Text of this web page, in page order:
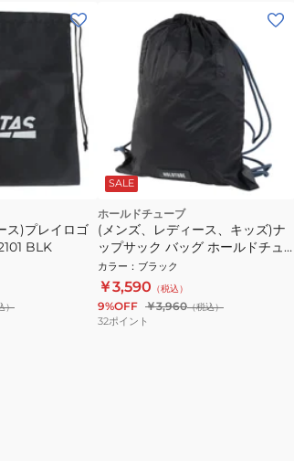
ス)プレイロゴ
BLK
）
SALE
ホールドチューブ
(メンズ、レディース、キッズ)ナ
ップサック バッグ ホールドチュ
ーブエニーナップ HT-KP0102
カラー ： ブラック
￥3,590 （税込）
9%OFF ￥3,960（税込）
32ポイント